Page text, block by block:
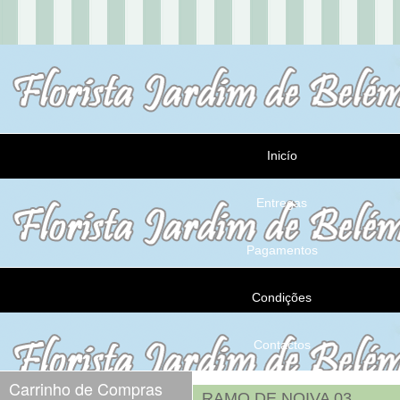
Inicío
Entregas
Pagamentos
Condições
Contactos
Carrinho de Compras